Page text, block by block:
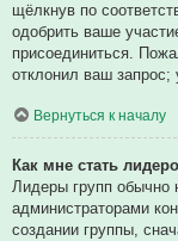
щёлкнув по
одобрить ваше
присоединиться.
отклонил ваш запрос;
Вернуться к началу
Как мне стать
Лидеры групп обычно
администраторами
создании группы,